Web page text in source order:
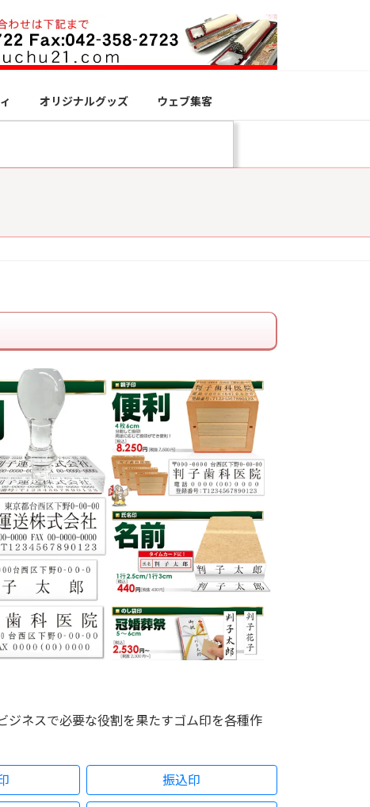
オリジナルグッズ ウェブ集客
ジネスで必要な役割を果たすゴム印を各種作
振込印